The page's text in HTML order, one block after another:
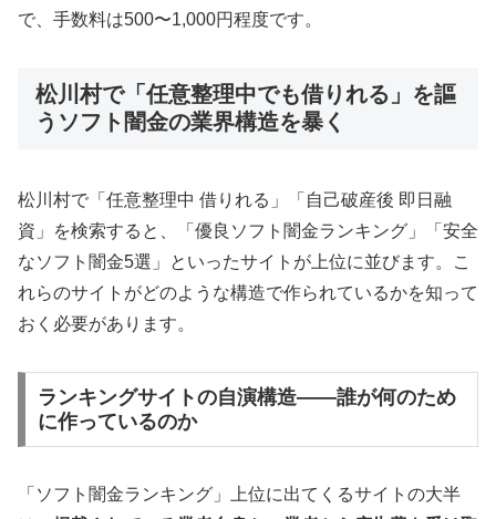
で、手数料は500〜1,000円程度です。
松川村で「任意整理中でも借りれる」を謳
うソフト闇金の業界構造を暴く
松川村で「任意整理中 借りれる」「自己破産後 即日融
資」を検索すると、「優良ソフト闇金ランキング」「安全
なソフト闇金5選」といったサイトが上位に並びます。こ
れらのサイトがどのような構造で作られているかを知って
おく必要があります。
ランキングサイトの自演構造——誰が何のため
に作っているのか
「ソフト闇金ランキング」上位に出てくるサイトの大半